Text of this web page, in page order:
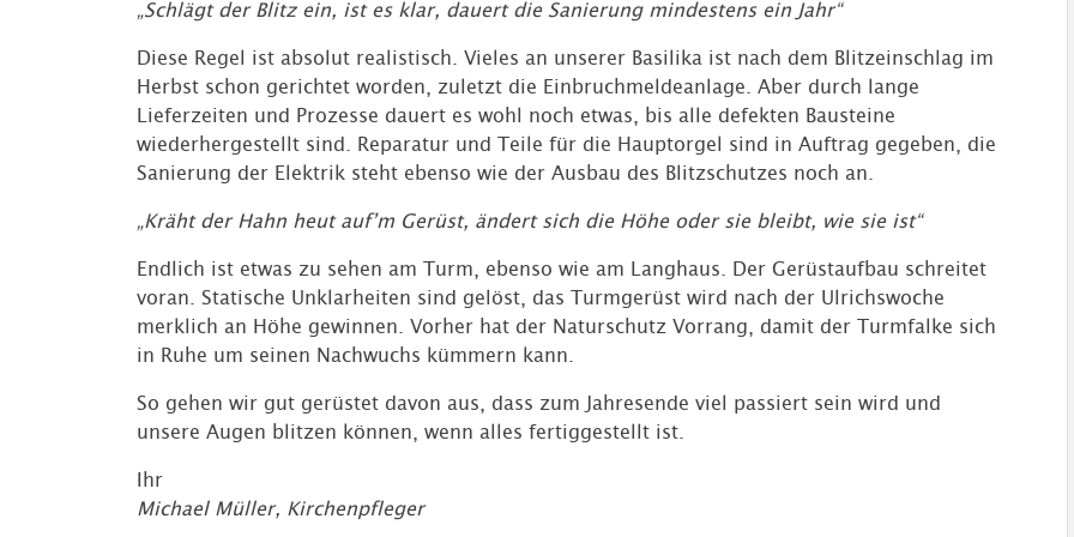
„Schlägt der Blitz ein, ist es klar, dauert die Sanierung mindestens ein Jahr“
Diese Regel ist absolut realistisch. Vieles an unserer Basilika ist nach dem Blitzeinschlag im
Herbst schon gerichtet worden, zuletzt die Einbruchmeldeanlage. Aber durch lange
Lieferzeiten und Prozesse dauert es wohl noch etwas, bis alle defekten Bausteine
wiederhergestellt sind. Reparatur und Teile für die Hauptorgel sind in Auftrag gegeben, die
Sanierung der Elektrik steht ebenso wie der Ausbau des Blitzschutzes noch an.
„Kräht der Hahn heut auf’m Gerüst, ändert sich die Höhe oder sie bleibt, wie sie ist“
Endlich ist etwas zu sehen am Turm, ebenso wie am Langhaus. Der Gerüstaufbau schreitet
voran. Statische Unklarheiten sind gelöst, das Turmgerüst wird nach der Ulrichswoche
merklich an Höhe gewinnen. Vorher hat der Naturschutz Vorrang, damit der Turmfalke sich
in Ruhe um seinen Nachwuchs kümmern kann.
So gehen wir gut gerüstet davon aus, dass zum Jahresende viel passiert sein wird und
unsere Augen blitzen können, wenn alles fertiggestellt ist.
Ihr
Michael Müller, Kirchenpfleger